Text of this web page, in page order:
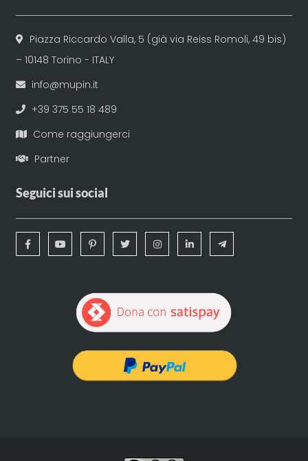
Piazza Riccardo Valla, 5 (già via Reiss Romoli, 49 bis)
– 10148 Torino - ITALY
info@mupin.it
+39 375 55 18 489
Come raggiungerci
Partner
Seguici sui social